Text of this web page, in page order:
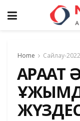
Home Сайлау-2022